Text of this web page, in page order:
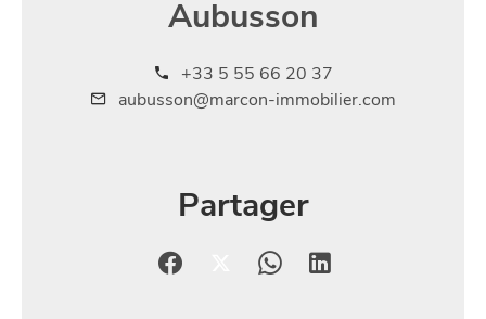
Aubusson
+33 5 55 66 20 37
aubusson@marcon-immobilier.com
Partager